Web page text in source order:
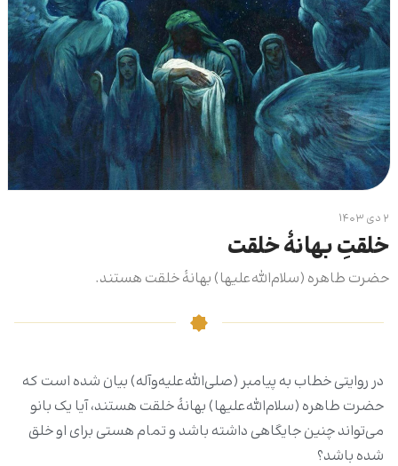
۲ دی ۱۴۰۳
خلقتِ بهانۀ خلقت
حضرت طاهره (سلام‌الله‌علیها) بهانۀ خلقت هستند.
در روایتی خطاب به پیامبر (صلی‌الله‌علیه‌وآله) بیان شده است که
حضرت طاهره (سلام‌الله‌علیها) بهانۀ خلقت هستند، آیا یک بانو
می‌تواند چنین جایگاهی داشته باشد و تمام هستی برای او خلق
شده باشد؟